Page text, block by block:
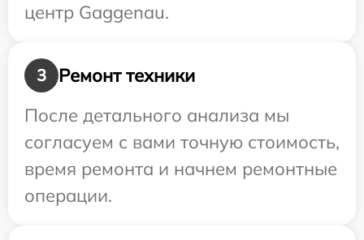
центр Gaggenau.
3
Ремонт техники
После детального анализа мы
согласуем с вами точную стоимость,
время ремонта и начнем ремонтные
операции.